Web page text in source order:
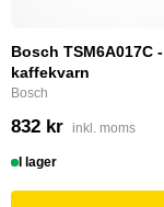
Bosch TSM6A017C -
kaffekvarn
Bosch
832 kr inkl. moms
I lager